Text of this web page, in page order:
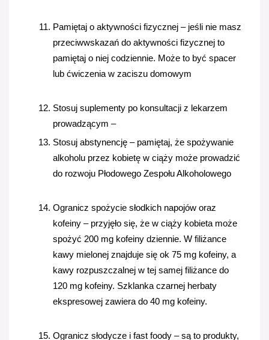
Pamiętaj o aktywności fizycznej – jeśli nie masz
przeciwwskazań do aktywności fizycznej to
pamiętaj o niej codziennie. Może to być spacer
lub ćwiczenia w zaciszu domowym
Stosuj suplementy po konsultacji z lekarzem
prowadzącym –
Stosuj abstynencję – pamiętaj, że spożywanie
alkoholu przez kobietę w ciąży może prowadzić
do rozwoju Płodowego Zespołu Alkoholowego
Ogranicz spożycie słodkich napojów oraz
kofeiny – przyjęło się, że w ciąży kobieta może
spożyć 200 mg kofeiny dziennie. W filiżance
kawy mielonej znajduje się ok 75 mg kofeiny, a
kawy rozpuszczalnej w tej samej filiżance do
120 mg kofeiny. Szklanka czarnej herbaty
ekspresowej zawiera do 40 mg kofeiny.
Ogranicz słodycze i fast foody – są to produkty,